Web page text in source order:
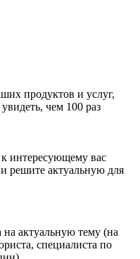
продуктов и услуг,
чем 100 раз
интересующему вас
решите актуальную для
на актуальную тему (на
специалиста по